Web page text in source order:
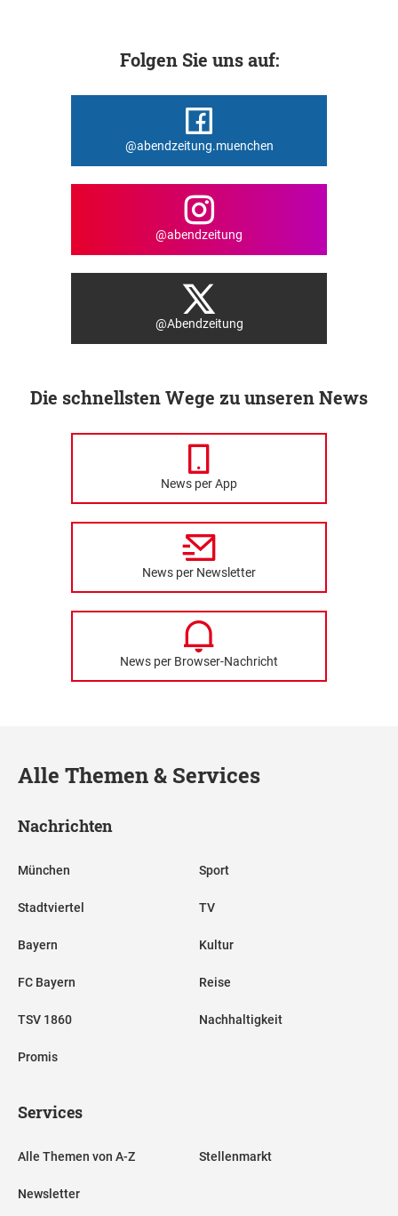
Folgen Sie uns auf:
@abendzeitung.muenchen
@abendzeitung
@Abendzeitung
Die schnellsten Wege zu unseren News
News per App
News per Newsletter
News per Browser-Nachricht
Alle Themen & Services
Nachrichten
München
Stadtviertel
Bayern
FC Bayern
TSV 1860
Promis
Sport
TV
Kultur
Reise
Nachhaltigkeit
Services
Alle Themen von A-Z
Newsletter
Stellenmarkt